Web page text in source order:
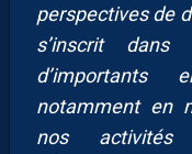
perspectives de
s’inscrit dans
d’importants
notamment en
nos activités